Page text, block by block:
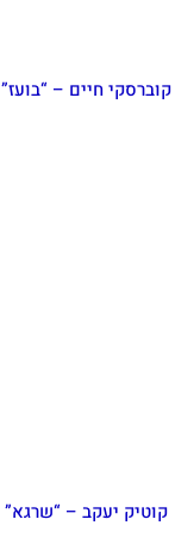
קוברסקי חיים – “בועז”
קוטיק יעקב – “שרגא”